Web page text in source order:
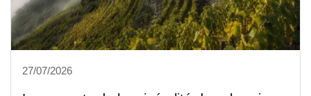
27/07/2026